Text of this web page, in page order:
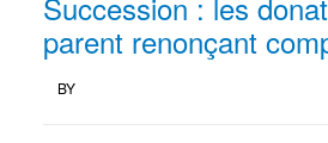
parent renonçant
BY